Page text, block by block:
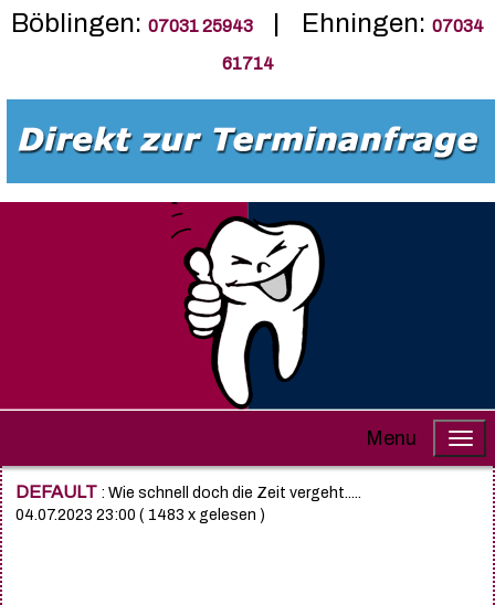
Böblingen: 07031 25943 | Ehningen: 07034
61714
Menu
DEFAULT: Wie schnell doch die Zeit vergeht.....
04.07.2023 23:00 ( 1483 x gelesen )